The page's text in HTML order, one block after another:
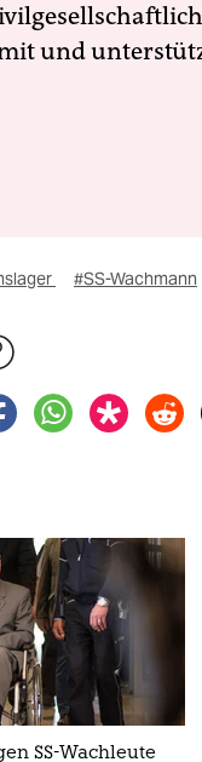
und
#SS-Wachmann
SS-Wachleute